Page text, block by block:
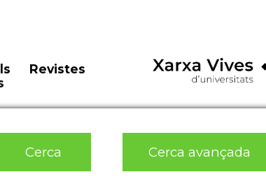
Revistes
Cerca Cerca avançada